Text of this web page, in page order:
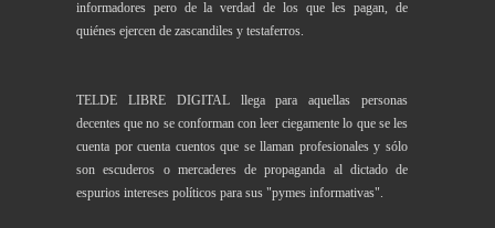
informadores pero de la verdad de los que les pagan, de
quiénes ejercen de zascandiles y testaferros.
TELDE LIBRE DIGITAL llega para aquellas personas
decentes que no se conforman con leer ciegamente lo que se les
cuenta por cuenta cuentos que se llaman profesionales y sólo
son escuderos o mercaderes de propaganda al dictado de
espurios intereses políticos para sus "pymes informativas".